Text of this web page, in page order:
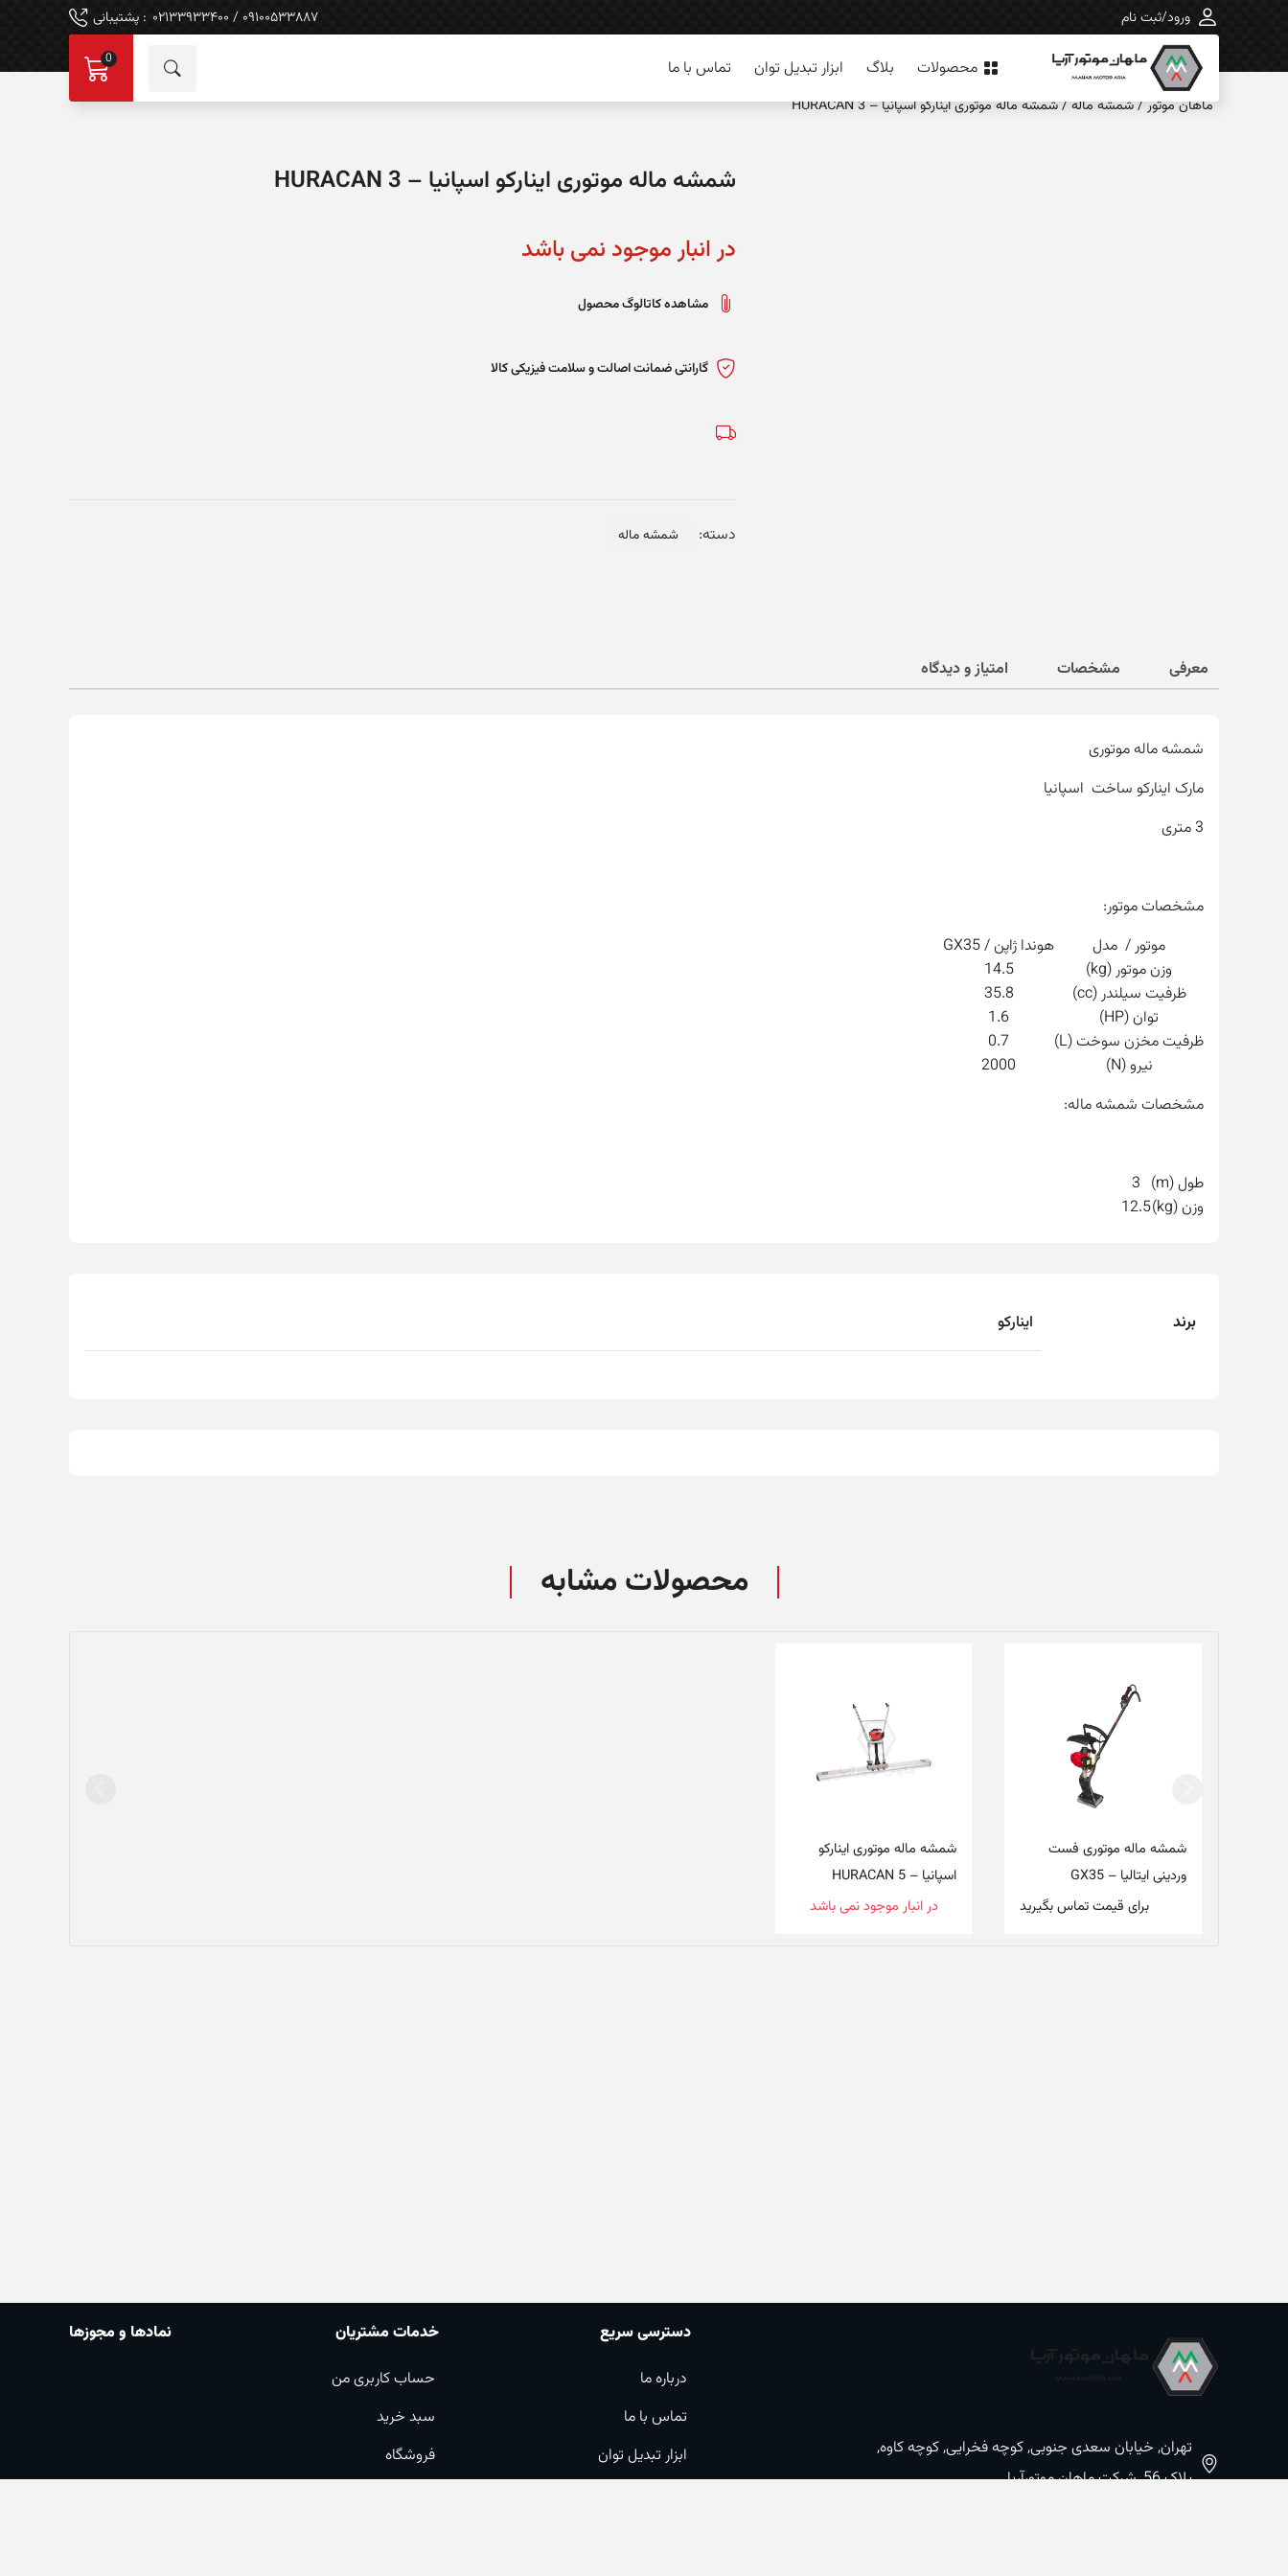
ورود/ثبت نام ۰۹۱۰۰۵۳۳۸۸۷ / ۰۲۱۳۳۹۳۳۴۰۰ : پشتیبانی
محصولات بلاگ ابزار تبدیل توان تماس با ما 0
ماهان‌ موتور/شمشه ماله/شمشه ماله موتوری اینارکو اسپانیا – HURACAN 3
شمشه ماله موتوری اینارکو اسپانیا – HURACAN 3
در انبار موجود نمی باشد
مشاهده کاتالوگ محصول
گارانتی ضمانت اصالت و سلامت فیزیکی کالا
دسته: شمشه ماله
معرفی مشخصات امتیاز و دیدگاه
شمشه ماله موتوری
مارک اینارکو ساخت اسپانیا
3 متری
مشخصات موتور:
موتور / مدل
هوندا ژاپن / GX35
وزن موتور (kg)
14.5
ظرفیت سیلندر (cc)
35.8
توان (HP)
1.6
ظرفیت مخزن سوخت (L)
0.7
نیرو (N)
2000
مشخصات شمشه ماله:
طول (m)
3
وزن (kg)
12.5
برند اینارکو
محصولات مشابه
شمشه ماله موتوری فست
وردینی ایتالیا – GX35
برای قیمت تماس بگیرید
شمشه ماله موتوری اینارکو
اسپانیا – HURACAN 5
در انبار موجود نمی باشد
تهران, خیابان سعدی جنوبی, کوچه فخرایی, کوچه کاوه,
پلاک 56, شرکت ماهان موتورآریا
دسترسی سریع
درباره ما
تماس با ما
ابزار تبدیل توان
خدمات مشتریان
حساب کاربری من
سبد خرید
فروشگاه
نمادها و مجوزها